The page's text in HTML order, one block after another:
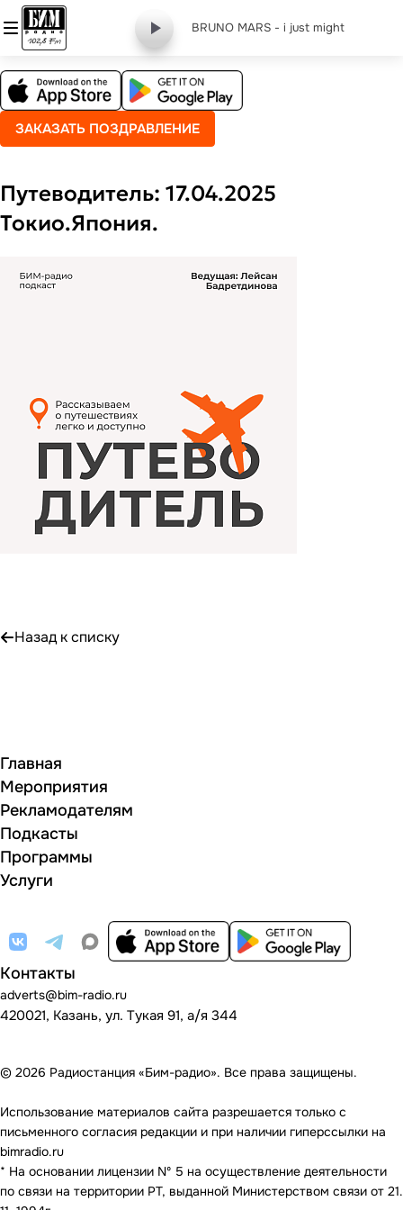
BRUNO MARS - i just might
ЗАКАЗАТЬ ПОЗДРАВЛЕНИЕ
Путеводитель: 17.04.2025
Токио.Япония.
Назад к списку
Главная
Мероприятия
Рекламодателям
Подкасты
Программы
Услуги
Контакты
adverts@bim-radio.ru
420021, Казань, ул. Тукая 91, а/я 344
© 2026 Радиостанция «Бим-радио». Все права защищены.
Использование материалов сайта разрешается только с
письменного согласия редакции и при наличии гиперссылки на
bimradio.ru
* На основании лицензии Nº 5 на осуществление деятельности
по связи на территории РТ, выданной Министерством связи от 21.